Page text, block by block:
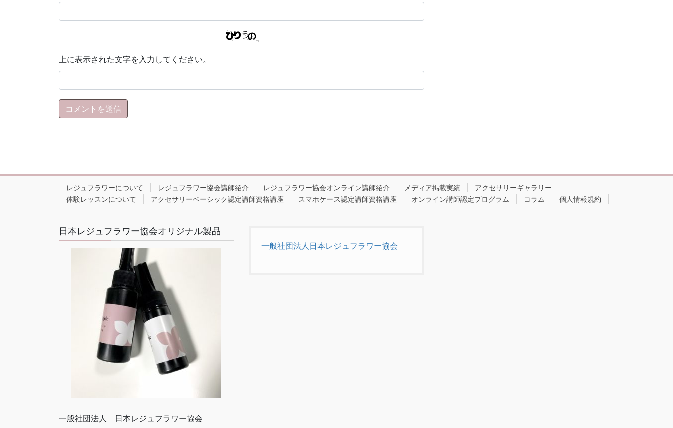
上に表示された文字を入力してください。
レジュフラワーについて レジュフラワー協会講師紹介 レジュフラワー協会オンライン講師紹介 メディア掲載実績
アクセサリーギャラリー
体験レッスンについて
アクセサリーベーシック認定講師資格講座 スマホケース認定講師資格講座 オンライン講師認定プログラム コラム 個人情報規約
日本レジュフラワー協会オリジナル製品
一般社団法人 日本レジュフラワー協会
一般社団法人日本レジュフラワー協会